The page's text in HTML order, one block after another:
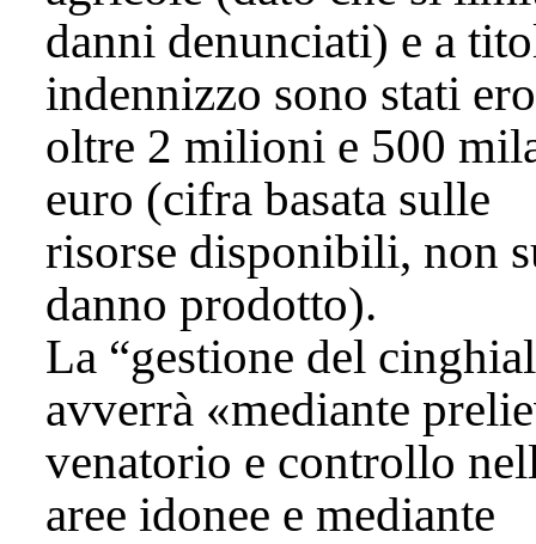
danni denunciati) e a
indennizzo sono stati
oltre 2 milioni e 500
euro (cifra basata sulle
risorse disponibili, non
danno prodotto).
La “gestione del
avverrà «mediante
venatorio e controllo
aree idonee e mediante